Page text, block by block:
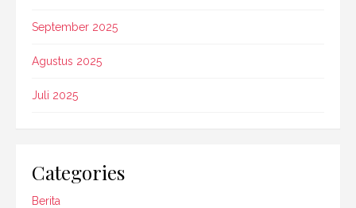
September 2025
Agustus 2025
Juli 2025
Categories
Berita